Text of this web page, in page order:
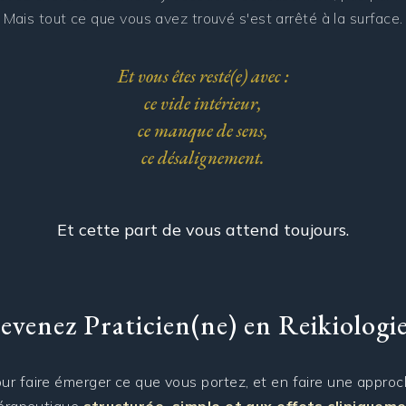
Mais tout ce que vous avez trouvé s'est arrêté à la surface.
Et vous êtes resté(e) avec :
ce vide intérieur,
ce manque de sens,
ce désalignement.
Et cette part de vous attend toujours.
Praticien(ne) en
faire émerger ce que vous portez, et en faire une